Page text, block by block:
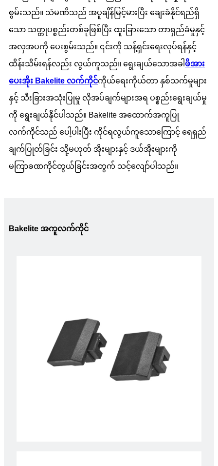
စွမ်းသည်။ သံမဏိသည် အပူချိန်မြင့်မားပြီး ချေးခံနိုင်ရည်ရှိ
သော သတ္တုပစ္စည်းတစ်ခုဖြစ်ပြီး ထူးခြားသော တာရှည်ခံမှုနှင့်
အလှအပကို ပေးစွမ်းသည်။ ၎င်းကို သန့်ရှင်းရေးလုပ်ရန်နှင့်
ထိန်းသိမ်းရန်လည်း လွယ်ကူသည်။ ရွေးချယ်သောအခါ ဖိအား
ပေးအိုး Bakelite လက်ကိုင်ကိုယ်ရေးကိုယ်တာ နှစ်သက်မှုများ
နှင့် သီးခြားအသုံးပြုမှု လိုအပ်ချက်များအရ ပစ္စည်းရွေးချယ်မှု
ကို ရွေးချယ်နိုင်ပါသည်။ Bakelite အထောက်အကူပြု
လက်ကိုင်သည် ပေါ့ပါးပြီး ကိုင်ရလွယ်ကူသောကြောင့် ရေရှည်
ချက်ပြုတ်ခြင်း သို့မဟုတ် အိုးများနှင့် ဒယ်အိုးများကို
မကြာခဏကိုင်တွယ်ခြင်းအတွက် သင့်လျော်ပါသည်။
Bakelite အကူလက်ကိုင်